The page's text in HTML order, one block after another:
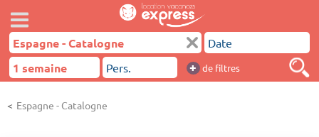
+ de filtres
Espagne - Catalogne